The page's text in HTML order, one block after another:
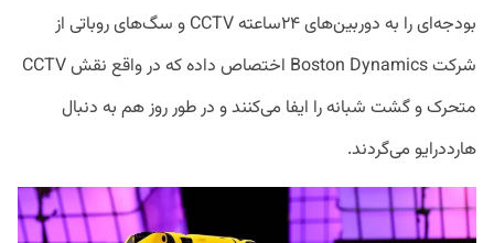
بودجه‌ای را به دوربین‌های ۲۴ساعته CCTV و سگ‌های روباتی از
شرکت Boston Dynamics اختصاص داده که در واقع نقش CCTV
متحرک و گشت شبانه را ایفا می‌کنند و در طور روز هم به دنبال
هارددرایو می‌گردند.